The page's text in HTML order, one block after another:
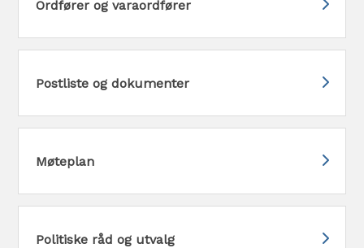
Ordfører og varaordfører
Postliste og dokumenter
Møteplan
Politiske råd og utvalg